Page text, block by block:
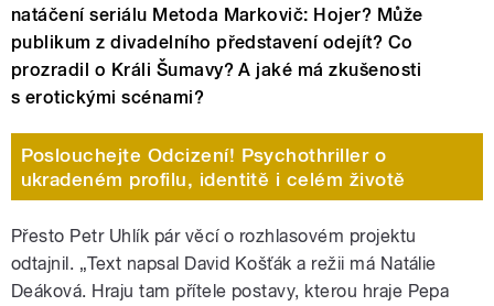
natáčení seriálu Metoda Markovič: Hojer? Může
publikum z divadelního představení odejít? Co
prozradil o Králi Šumavy? A jaké má zkušenosti
s erotickými scénami?
Poslouchejte Odcizení! Psychothriller o
ukradeném profilu, identitě i celém životě
Přesto Petr Uhlík pár věcí o rozhlasovém projektu
odtajnil. „Text napsal David Košťák a režii má Natálie
Deáková. Hraju tam přítele postavy, kterou hraje Pepa